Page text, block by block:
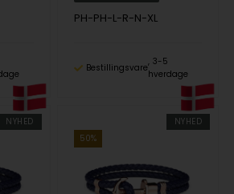
PH-PH-L-R-N-XL
Bestillingsvare
3-5
hverdage
NYHED
NYHED
50%